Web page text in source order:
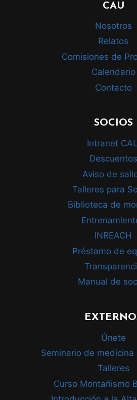
CAU
Nosotros
Relatos
Comisiones de
Calendario
Contacto
SOCIOS
Intranet
Descuentos
Aviso de
Talleres para
Biblioteca de
INREACH
Préstamo de
Manual de
Únete
Seminario de
Talleres
Curso Montañismo